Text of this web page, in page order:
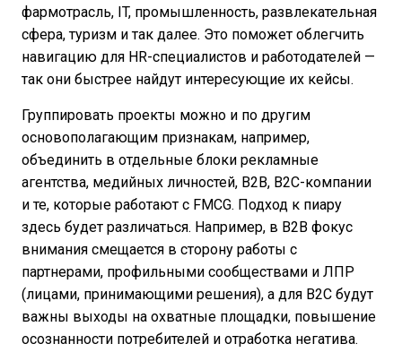
фармотрасль, IT, промышленность, развлекательная
сфера, туризм и так далее. Это поможет облегчить
навигацию для HR-специалистов и работодателей —
так они быстрее найдут интересующие их кейсы.
Группировать проекты можно и по другим
основополагающим признакам, например,
объединить в отдельные блоки рекламные
агентства, медийных личностей, B2B, B2C-компании
и те, которые работают с FMCG. Подход к пиару
здесь будет различаться. Например, в B2B фокус
внимания смещается в сторону работы с
партнерами, профильными сообществами и ЛПР
(лицами, принимающими решения), а для B2C будут
важны выходы на охватные площадки, повышение
осознанности потребителей и отработка негатива.